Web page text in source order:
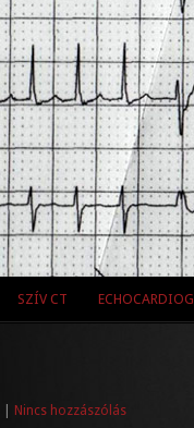
SZÍV CT
Nincs hozzászólás